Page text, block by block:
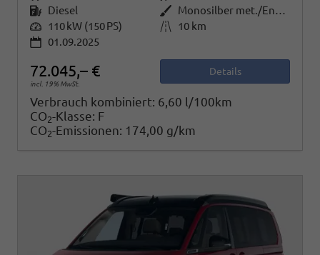
Kraftstoff Diesel Außenfarbe
Monosilber met./Energetic Orange met. Dach Schwarz
Leistung 110 kW (150 PS) Kilometerstand
10 km
01.09.2025
72.045,– €
incl. 19% MwSt.
Details
Verbrauch kombiniert: 6,60 l/100km
CO2-Klasse: F
CO2-Emissionen: 174,00 g/km